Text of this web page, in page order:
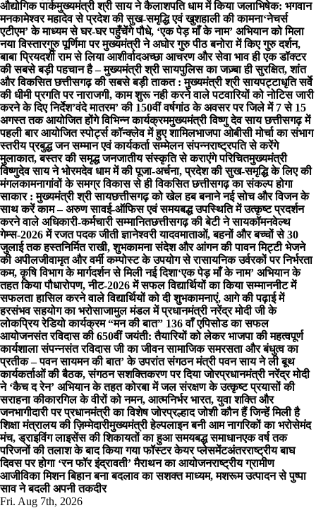
औद्योगिक पार्कमुख्यमंत्री श्री साय ने कैलाशपति धाम में किया जलाभिषेक: भगवान
मनकामेश्वर महादेव से प्रदेश की सुख-समृद्धि एवं खुशहाली की कामना‘नेचर्स
एटीएम’ के माध्यम से घर-घर पहुँचेंगे पौधे, ‘एक पेड़ माँ के नाम’ अभियान को मिला
नया विस्तारगुरु पूर्णिमा पर मुख्यमंत्री ने अघोर गुरु पीठ बनोरा में किए गुरु दर्शन,
बाबा प्रियदर्शी राम से लिया आशीर्वादअच्छा आचरण और सेवा भाव ही एक डॉक्टर
की सबसे बड़ी पहचान है – मुख्यमंत्री श्री सायपुलिस का जज़्बा ही सुरक्षित, शांत
और विकसित छत्तीसगढ़ की सबसे बड़ी ताकत : मुख्यमंत्री श्री सायपट्टाधृति सर्वे
की धीमी प्रगति पर नाराजगी, काम शुरू नही करने वाले पटवारियों को नोटिस जारी
करने के दिए निर्देश’वंदे मातरम’ की 150वीं वर्षगांठ के अवसर पर जिले में 7 से 15
अगस्त तक आयोजित होंगे विभिन्न कार्यक्रममुख्यमंत्री विष्णु देव साय छत्तीसगढ़ में
पहली बार आयोजित स्पोर्ट्स कॉन्क्लेव में हुए शामिलभाजपा ओबीसी मोर्चा का संभाग
स्तरीय प्रबुद्ध जन सम्मान एवं कार्यकर्ता सम्मेलन संपन्नराष्ट्रपति से करेंगे
मुलाकात, बस्तर की समृद्ध जनजातीय संस्कृति से कराएंगे परिचितमुख्यमंत्री
विष्णुदेव साय ने भोरमदेव धाम में की पूजा-अर्चना, प्रदेश की सुख-समृद्धि के लिए की
मंगलकामनागांवों के समग्र विकास से ही विकसित छत्तीसगढ़ का संकल्प होगा
साकार : मुख्यमंत्री श्री सायछत्तीसगढ़ को खेल हब बनाने नई सोच और विजन के
साथ करें काम – अरुण सावई-ऑफिस एवं समयबद्ध उपस्थिति में उत्कृष्ट प्रदर्शन
करने वाले अधिकारी-कर्मचारी सम्मानितछत्तीसगढ़ की बेटी ने सायकॉमनवेल्थ
गेम्स-2026 में रजत पदक जीती ज्ञानेश्वरी यादवमाताओं, बहनों और बच्चों से 30
जुलाई तक हस्तनिर्मित राखी, शुभकामना संदेश और आंगन की पावन मिट्टी भेजने
की अपीलजीवामृत और वर्मी कम्पोस्ट के उपयोग से रासायनिक उर्वरकों पर निर्भरता
कम, कृषि विभाग के मार्गदर्शन से मिली नई दिशा‘एक पेड़ माँ के नाम’ अभियान के
तहत किया पौधारोपण, नीट-2026 में सफल विद्यार्थियों का किया सम्माननीट में
सफलता हासिल करने वाले विद्यार्थियों को दी शुभकामनाएं, आगे की पढ़ाई में
हरसंभव सहयोग का भरोसाजामुल मंडल में प्रधानमंत्री नरेंद्र मोदी जी के
लोकप्रिय रेडियो कार्यक्रम “मन की बात” 136 वाँ एपिसोड का सफल
आयोजनसंत रविदास की 650वीं जयंती: तैयारियों को लेकर भाजपा की महत्वपूर्ण
कार्यशाला संपन्नसंत रविदास जी का जीवन सामाजिक समरसता और बंधुत्व का
प्रतीक – पवन सायमन की बात’ के उपरांत संगठन मंत्री पवन साय ने ली बूथ
कार्यकर्ताओं की बैठक, संगठन सशक्तिकरण पर दिया जोरप्रधानमंत्री नरेंद्र मोदी
ने ‘कैच द रेन’ अभियान के तहत कोरबा में जल संरक्षण के उत्कृष्ट प्रयासों की
सराहना कीकारगिल के वीरों को नमन, आत्मनिर्भर भारत, युवा शक्ति और
जनभागीदारी पर प्रधानमंत्री का विशेष जोरप्रल्हाद जोशी कौन हैं जिन्हें मिली है
शिक्षा मंत्रालय की ज़िम्मेदारीमुख्यमंत्री हेल्पलाइन बनी आम नागरिकों का भरोसेमंद
मंच, ड्राइविंग लाइसेंस की शिकायतों का हुआ समयबद्ध समाधानएक वर्ष तक
परिजनों की तलाश के बाद किया गया फॉस्टर केयर प्लेसमेंटअंतरराष्ट्रीय बाघ
दिवस पर होगा ‘रन फॉर इंद्रावती’ मैराथन का आयोजनराष्ट्रीय ग्रामीण
आजीविका मिशन बिहान बना बदलाव का सशक्त माध्यम, मशरूम उत्पादन से पुष्पा
साव ने बदली अपनी तकदीर
Fri. Aug 7th, 2026